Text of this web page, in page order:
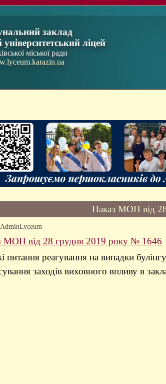
заклад
ліцей
міської ради
Наказ МОН від
МОН від 28 грудня 2019 року № 1646
питання реагування на випадки
заходів виховного впливу в